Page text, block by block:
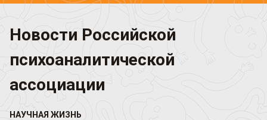
Новости Российской
психоаналитической
ассоциации
НАУЧНАЯ ЖИЗНЬ